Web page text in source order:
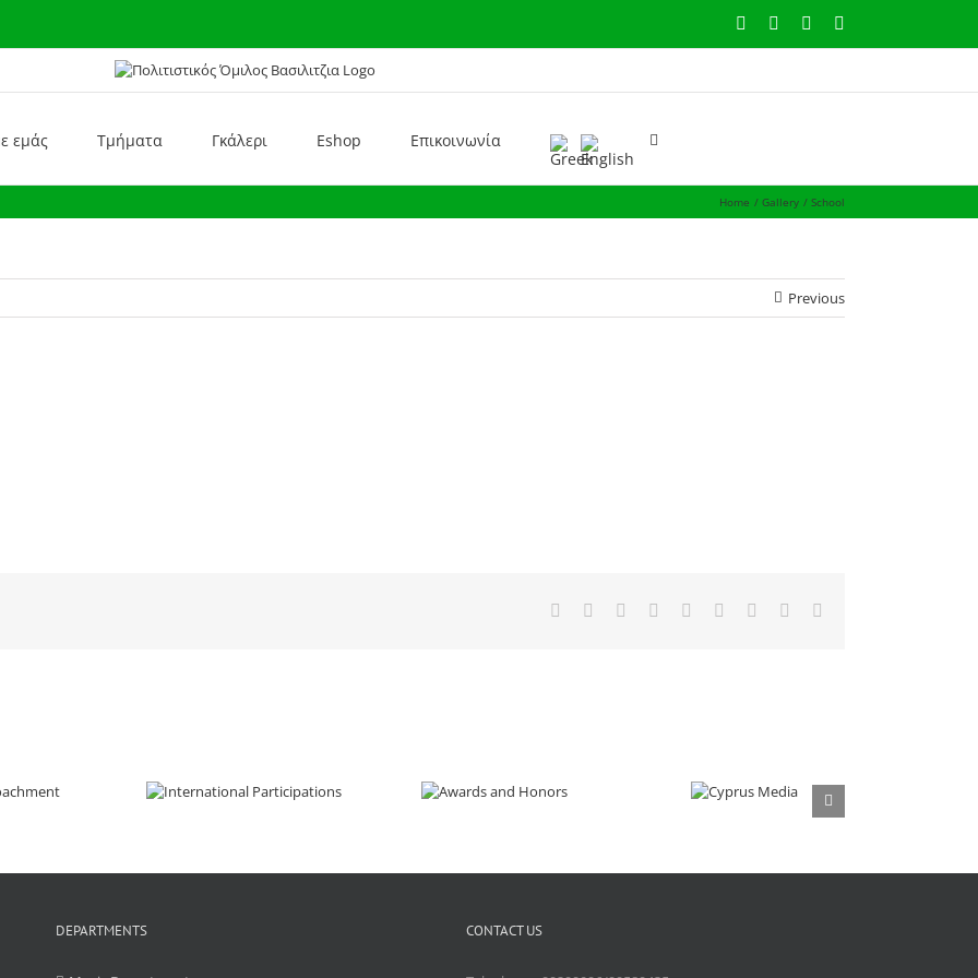
FacebookInstagramYouTube
εμάς Τμήματα Γκάλερι Eshop Επικοινωνία
Home Gallery School
Previous
Facebook Reddit LinkedInWhatsApp
TumblrPinterest
DEPARTMENTS CONTACT US